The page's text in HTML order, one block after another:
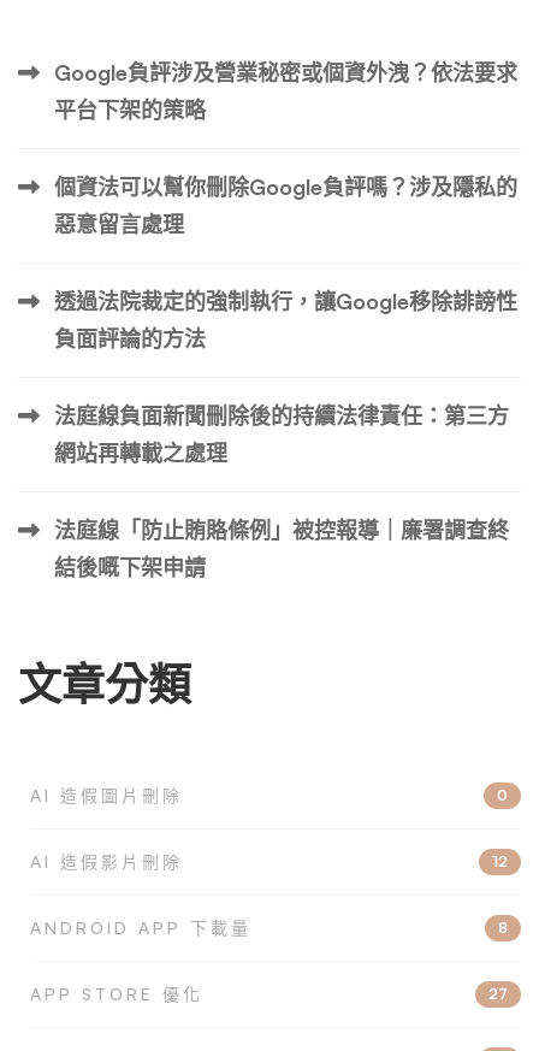
Google負評涉及營業秘密或個資外洩？依法要求
平台下架的策略
個資法可以幫你刪除Google負評嗎？涉及隱私的
惡意留言處理
透過法院裁定的強制執行，讓Google移除誹謗性
負面評論的方法
法庭線負面新聞刪除後的持續法律責任：第三方
網站再轉載之處理
法庭線「防止賄賂條例」被控報導｜廉署調查終
結後嘅下架申請
文章分類
AI 造假圖片刪除 0
AI 造假影片刪除 12
ANDROID APP 下載量 8
APP STORE 優化 27